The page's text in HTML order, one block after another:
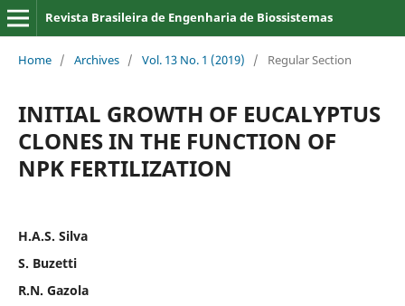
Revista Brasileira de Engenharia de Biossistemas
Home / Archives / Vol. 13 No. 1 (2019) / Regular Section
INITIAL GROWTH OF EUCALYPTUS
CLONES IN THE FUNCTION OF
NPK FERTILIZATION
H.A.S. Silva
S. Buzetti
R.N. Gazola